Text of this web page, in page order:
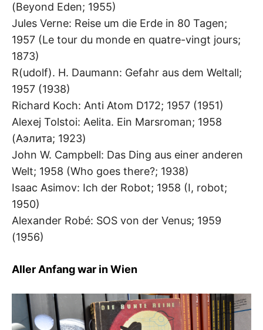
(Beyond Eden; 1955)
Jules Verne: Reise um die Erde in 80 Tagen;
1957 (Le tour du monde en quatre-vingt jours;
1873)
R(udolf). H. Daumann: Gefahr aus dem Weltall;
1957 (1938)
Richard Koch: Anti Atom D172; 1957 (1951)
Alexej Tolstoi: Aelita. Ein Marsroman; 1958
(Аэлита; 1923)
John W. Campbell: Das Ding aus einer anderen
Welt; 1958 (Who goes there?; 1938)
Isaac Asimov: Ich der Robot; 1958 (I, robot;
1950)
Alexander Robé: SOS von der Venus; 1959
(1956)
Aller Anfang war in Wien